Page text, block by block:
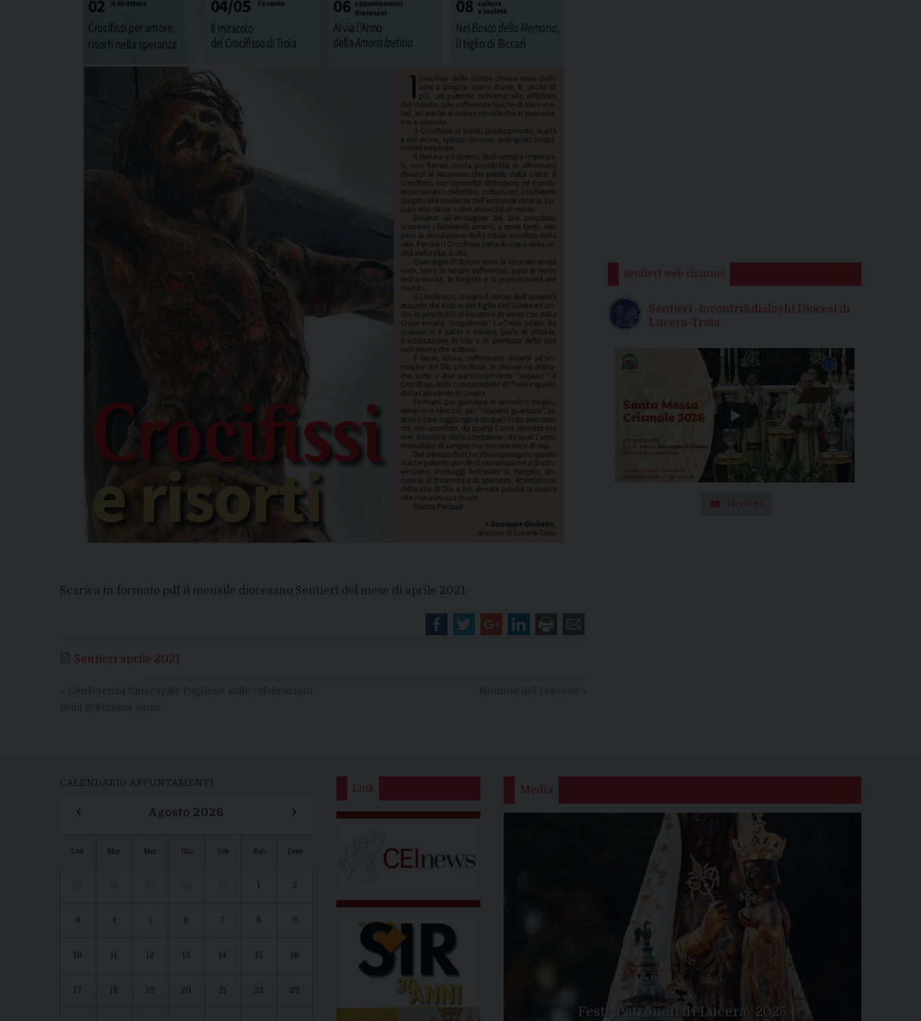
Scarica in formato pdf il mensile diocesano Sentieri del mese di aprile 2021.
Sentieri aprile 2021
Sentieri web channel
Sentieri -incontri&dialoghi Diocesi di
Lucera-Troia
Iscriviti
CALENDARIO APPUNTAMENTI
‹ Agosto 2026 ›
Lun Mar Mer Gio Ven Sab Dom
1 2
3 4 5 6 7 8 9
10 11 12 13 14 15 16
17 18 19 20 21 22 23
Link Media
Feste Patronali di Lucera- 2025